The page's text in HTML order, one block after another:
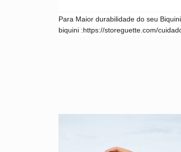
Para Maior durabilidade do seu
biquini :https://storeguette.com/